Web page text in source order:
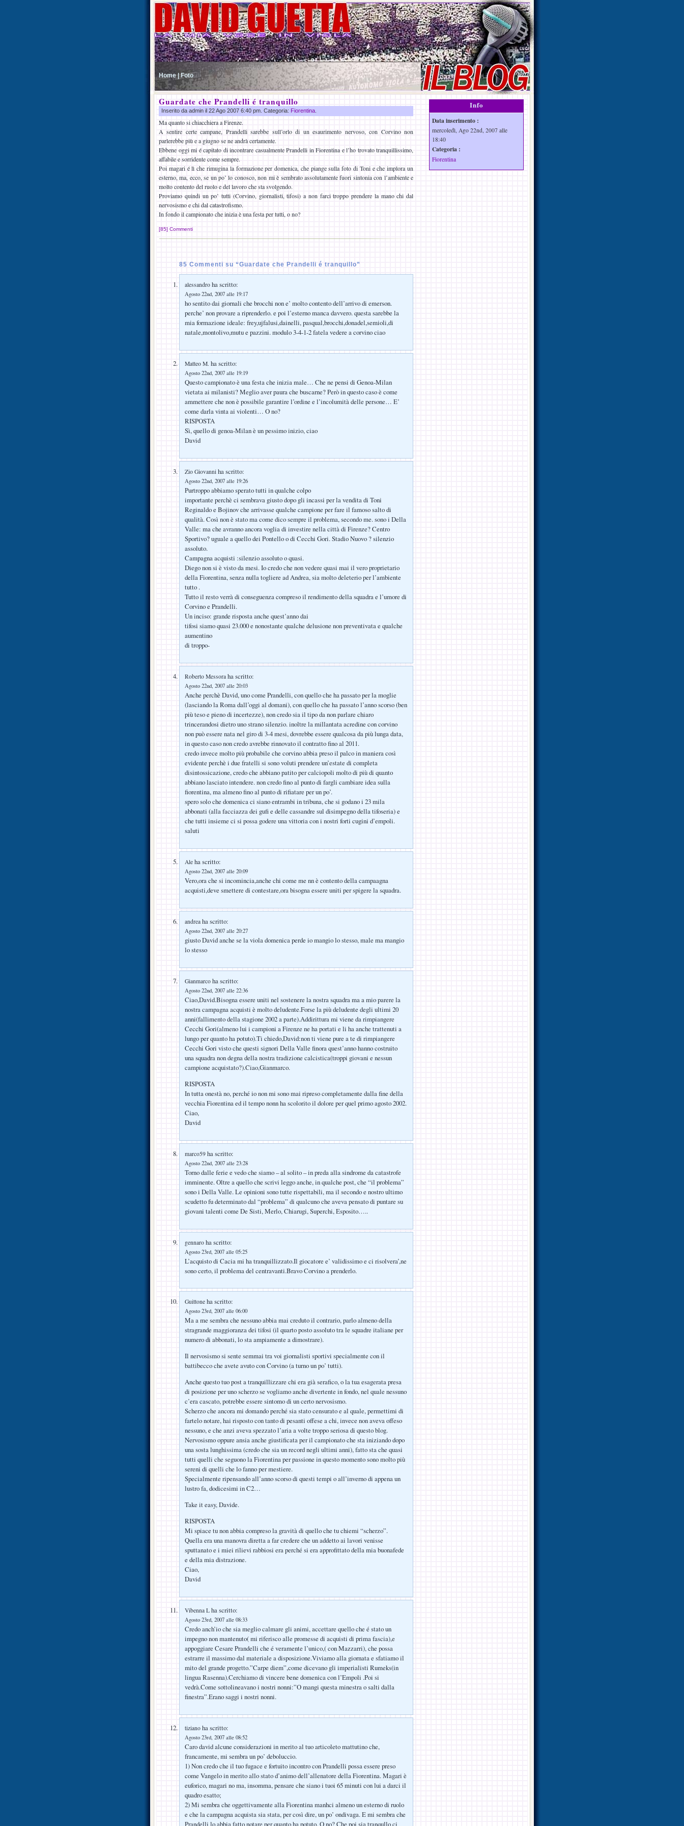
Home | Foto
Guardate che Prandelli é tranquillo
Inserito da admin il 22 Ago 2007 6:40 pm. Categoria: Fiorentina
Ma quanto si chiacchiera a Firenze.
A sentire certe campane, Prandelli sarebbe sull’orlo di un esaurimento nervoso, con Corvino non
parlerebbe più e a giugno se ne andrà certamente.
Ebbene oggi mi é capitato di incontrare casualmente Prandelli in Fiorentina e l’ho trovato tranquillissimo,
affabile e sorridente come sempre.
Poi magari é lì che rimugina la formazione per domenica, che piange sulla foto di Toni e che implora un
esterno, ma, ecco, se un po’ lo conosco, non mi è sembrato assolutamente fuori sintonia con l’ambiente e
molto contento del ruolo e del lavoro che sta svolgendo.
Proviamo quindi un po’ tutti (Corvino, giornalisti, tifosi) a non farci troppo prendere la mano chi dal
nervosismo e chi dal catastrofismo.
In fondo il campionato che inizia è una festa per tutti, o no?
[85] Commenti
85 Commenti su “Guardate che Prandelli é tranquillo”
alessandro ha scritto:
Agosto 22nd, 2007 alle 19:17
ho sentito dai giornali che brocchi non e’ molto contento dell’arrivo di emerson.
perche’ non provare a riprenderlo. e poi l’esterno manca davvero. questa sarebbe la
mia formazione ideale: frey,ujfalusi,dainelli, pasqual,brocchi,donadel,semioli,di
natale,montolivo,mutu e pazzini. modulo 3-4-1-2 fatela vedere a corvino ciao
Matteo M. ha scritto:
Agosto 22nd, 2007 alle 19:19
Questo campionato è una festa che inizia male… Che ne pensi di Genoa-Milan
vietata ai milanisti? Meglio aver paura che buscarne? Però in questo caso è come
ammettere che non è possibile garantire l’ordine e l’incolumità delle persone… E’
come darla vinta ai violenti… O no?
RISPOSTA
Sì, quello di genoa-Milan è un pessimo inizio, ciao
David
Zio Giovanni ha scritto:
Agosto 22nd, 2007 alle 19:26
Purtroppo abbiamo sperato tutti in qualche colpo
importante perchè ci sembrava giusto dopo gli incassi per la vendita di Toni
Reginaldo e Bojinov che arrivasse qualche campione per fare il famoso salto di
qualità. Così non è stato ma come dico sempre il problema, secondo me. sono i Della
Valle: ma che avranno ancora voglia di investire nella città di Firenze? Centro
Sportivo? uguale a quello dei Pontello o di Cecchi Gori. Stadio Nuovo ? silenzio
assoluto.
Campagna acquisti :silenzio assoluto o quasi.
Diego non si è visto da mesi. Io credo che non vedere quasi mai il vero proprietario
della Fiorentina, senza nulla togliere ad Andrea, sia molto deleterio per l’ambiente
tutto .
Tutto il resto verrà di conseguenza compreso il rendimento della squadra e l’umore di
Corvino e Prandelli.
Un inciso: grande risposta anche quest’anno dai
tifosi siamo quasi 23.000 e nonostante qualche delusione non preventivata e qualche
aumentino
di troppo-
Roberto Messora ha scritto:
Agosto 22nd, 2007 alle 20:03
Anche perchè David, uno come Prandelli, con quello che ha passato per la moglie
(lasciando la Roma dall’oggi al domani), con quello che ha passato l’anno scorso (ben
più teso e pieno di incertezze), non credo sia il tipo da non parlare chiaro
trincerandosi dietro uno strano silenzio. inoltre la millantata acredine con corvino
non può essere nata nel giro di 3-4 mesi, dovrebbe essere qualcosa da più lunga data,
in questo caso non credo avrebbe rinnovato il contratto fino al 2011.
credo invece molto più probabile che corvino abbia preso il palco in maniera così
evidente perchè i due fratelli si sono voluti prendere un’estate di completa
disintossicazione, credo che abbiano patito per calciopoli molto di più di quanto
abbiano lasciato intendere. non credo fino al punto di fargli cambiare idea sulla
fiorentina, ma almeno fino al punto di rifiatare per un po’.
spero solo che domenica ci siano entrambi in tribuna, che si godano i 23 mila
abbonati (alla facciazza dei gufi e delle cassandre sul disimpegno della tifoseria) e
che tutti insieme ci si possa godere una vittoria con i nostri forti cugini d’empoli.
saluti
Ale ha scritto:
Agosto 22nd, 2007 alle 20:09
Vero,ora che si incomincia,anche chi come me nn è contento della campaagna
acquisti,deve smettere di contestare,ora bisogna essere uniti per spigere la squadra.
andrea ha scritto:
Agosto 22nd, 2007 alle 20:27
giusto David anche se la viola domenica perde io mangio lo stesso, male ma mangio
lo stesso
Gianmarco ha scritto:
Agosto 22nd, 2007 alle 22:36
Ciao,David.Bisogna essere uniti nel sostenere la nostra squadra ma a mio parere la
nostra campagna acquisti è molto deludente.Forse la più deludente degli ultimi 20
anni(fallimento della stagione 2002 a parte).Addirittura mi viene da rimpiangere
Cecchi Gori(almeno lui i campioni a Firenze ne ha portati e li ha anche trattenuti a
lungo per quanto ha potuto).Ti chiedo,David:non ti viene pure a te di rimpiangere
Cecchi Gori visto che questi signori Della Valle finora quest’anno hanno costruito
una squadra non degna della nostra tradizione calcistica(troppi giovani e nessun
campione acquistato?).Ciao,Gianmarco.
RISPOSTA
In tutta onestà no, perché io non mi sono mai ripreso completamente dalla fine della
vecchia Fiorentina ed il tempo nonn ha scolorito il dolore per quel primo agosto 2002.
Ciao,
David
marco59 ha scritto:
Agosto 22nd, 2007 alle 23:28
Torno dalle ferie e vedo che siamo – al solito – in preda alla sindrome da catastrofe
imminente. Oltre a quello che scrivi leggo anche, in qualche post, che “il problema”
sono i Della Valle. Le opinioni sono tutte rispettabili, ma il secondo e nostro ultimo
scudetto fu determinato dal “problema” di qualcuno che aveva pensato di puntare su
giovani talenti come De Sisti, Merlo, Chiarugi, Superchi, Esposito…..
gennaro ha scritto:
Agosto 23rd, 2007 alle 05:25
L’acquisto di Cacia mi ha tranquillizzato.Il giocatore e’ validissimo e ci risolvera’,ne
sono certo, il problema del centravanti.Bravo Corvino a prenderlo.
Guittone ha scritto:
Agosto 23rd, 2007 alle 06:00
Ma a me sembra che nessuno abbia mai creduto il contrario, parlo almeno della
stragrande maggioranza dei tifosi (il quarto posto assoluto tra le squadre italiane per
numero di abbonati, lo sta ampiamente a dimostrare).
Il nervosismo si sente semmai tra voi giornalisti sportivi specialmente con il
battibecco che avete avuto con Corvino (a turno un po’ tutti).
Anche questo tuo post a tranquillizzare chi era già serafico, o la tua esagerata presa
di posizione per uno scherzo se vogliamo anche divertente in fondo, nel quale nessuno
c’era cascato, potrebbe essere sintomo di un certo nervosismo.
Scherzo che ancora mi domando perché sia stato censurato e al quale, permettimi di
fartelo notare, hai risposto con tanto di pesanti offese a chi, invece non aveva offeso
nessuno, e che anzi aveva spezzato l’aria a volte troppo seriosa di questo blog.
Nervosismo oppure ansia anche giustificata per il campionato che sta iniziando dopo
una sosta lunghissima (credo che sia un record negli ultimi anni), fatto sta che quasi
tutti quelli che seguono la Fiorentina per passione in questo momento sono molto più
sereni di quelli che lo fanno per mestiere.
Specialmente ripensando all’anno scorso di questi tempi o all’inverno di appena un
lustro fa, dodicesimi in C2…
Take it easy, Davide.
RISPOSTA
Mi spiace tu non abbia compreso la gravità di quello che tu chiemi “scherzo”.
Quella era una manovra diretta a far credere che un addetto ai lavori venisse
sputtanato e i miei rilievi rabbiosi era perché si era approfittato della mia buonafede
e della mia distrazione.
Ciao,
David
Vibenna L ha scritto:
Agosto 23rd, 2007 alle 08:33
Credo anch’io che sia meglio calmare gli animi, accettare quello che é stato un
impegno non mantenuto( mi riferisco alle promesse di acquisti di prima fascia),e
appoggiare Cesare Prandelli che é veramente l’unico,( con Mazzarri), che possa
estrarre il massimo dal materiale a disposizione.Viviamo alla giornata e sfatiamo il
mito del grande progetto.”Carpe diem”,come dicevano gli imperialisti Rumeks(in
lingua Rasenna).Cerchiamo di vincere bene domenica con l’Empoli .Poi si
vedrà.Come sottolineavano i nostri nonni:”O mangi questa minestra o salti dalla
finestra”.Erano saggi i nostri nonni.
tiziano ha scritto:
Agosto 23rd, 2007 alle 08:52
Caro david alcune considerazioni in merito al tuo articoleto mattutino che,
francamente, mi sembra un po’ deboluccio.
1) Non credo che il tuo fugace e fortuito incontro con Prandelli possa essere preso
come Vangelo in merito allo stato d’animo dell’allenatore della Fiorentina. Magari è
euforico, magari no ma, insomma, pensare che siano i tuoi 65 minuti con lui a darci il
quadro esatto;
2) Mi sembra che oggettivamente alla Fiorentina manhci almeno un esterno di ruolo
e che la campagna acquista sia stata, per così dire, un po’ ondivaga. E mi sembra che
Prandelli lo abbia fatto notare per quanto ha potuto. O no? Che poi sia tranqullo ci
Info
Data inserimento :
mercoledì, Ago 22nd, 2007 alle
18:40
Categoria :
Fiorentina